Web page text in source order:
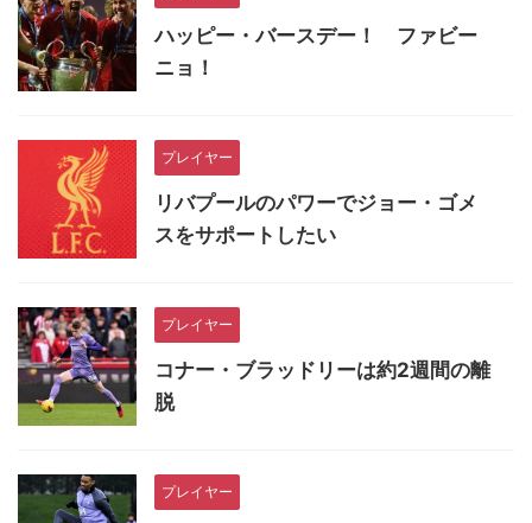
ハッピー・バースデー！ ファビー
ニョ！
プレイヤー
リバプールのパワーでジョー・ゴメ
スをサポートしたい
プレイヤー
コナー・ブラッドリーは約2週間の離
脱
プレイヤー